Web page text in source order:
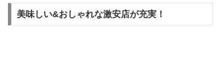
美味しい&おしゃれな激安店が充実！